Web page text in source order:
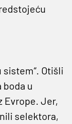
sistem“. Otišli
boda u
Evrope. Jer,
selektora,